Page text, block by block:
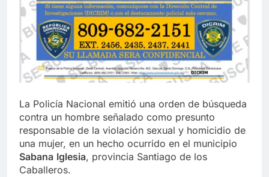
La Policía Nacional emitió una orden de búsqueda
contra un hombre señalado como presunto
responsable de la violación sexual y homicidio de
una mujer, en un hecho ocurrido en el municipio
Sabana Iglesia, provincia Santiago de los
Caballeros.